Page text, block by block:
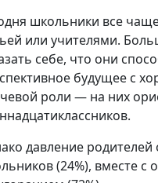
школьники все
или учителями.
себе, что они
будущее с
роли — на них
давление
(24%), вместе с